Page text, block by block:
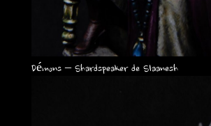
Démons – Shardspeaker de Slaanesh